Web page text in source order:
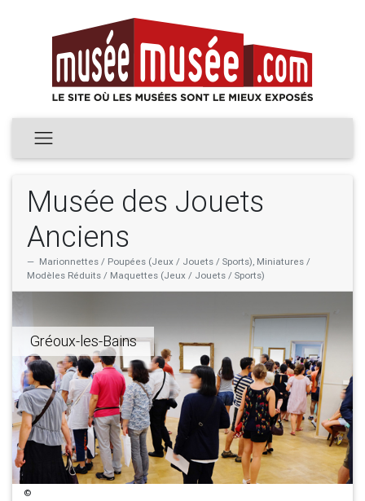
Musée des Jouets
Anciens
Marionnettes / Poupées (Jeux / Jouets / Sports), Miniatures /
Modèles Réduits / Maquettes (Jeux / Jouets / Sports)
Gréoux-les-Bains
©